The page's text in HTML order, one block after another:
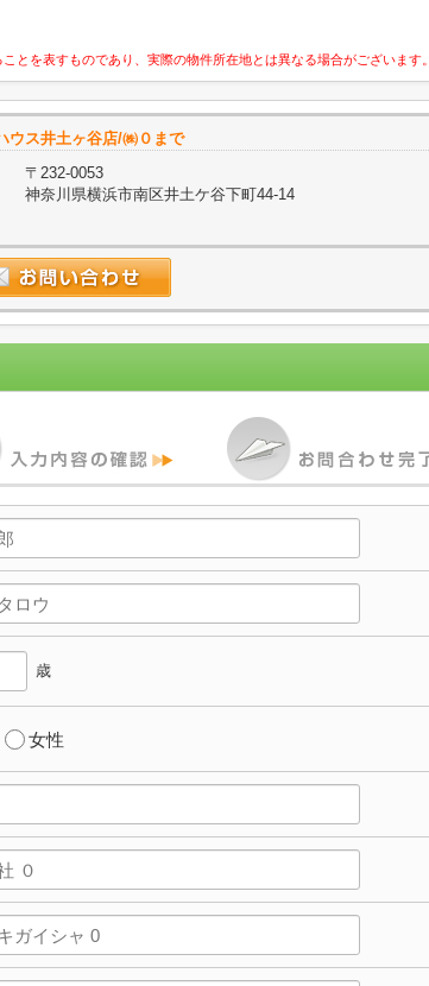
とを表すものであり、実際の物件所在地とは異なる場合がございます。
ウス井土ヶ谷店/㈱０まで
〒232-0053
神奈川県横浜市南区井土ケ谷下町44-14
歳
女性